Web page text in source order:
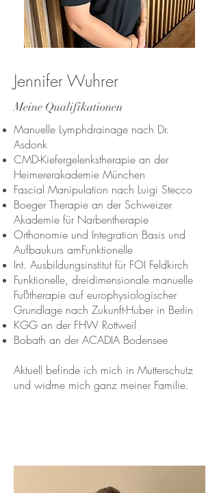
Jennifer Wuhrer
Meine Qualifikationen
Manuelle Lymphdrainage nach Dr.
Asdonk
CMD-Kiefergelenkstherapie an der
Heimererakademie München
Fascial Manipulation nach Luigi Stecco
Boeger Therapie an der Schweizer
Akademie für Narbentherapie
Orthonomie und Integration Basis und
Aufbaukurs amFunktionelle
Int. Ausbildungsinstitut für FOI Feldkirch
Funktionelle, dreidimensionale manuelle
Fußtherapie auf europhysiologischer
Grundlage nach Zukunft-Huber in Berlin
KGG an der FHW Rottweil
Bobath an der ACADIA Bodensee
Aktuell befinde ich mich in Mutterschutz
und widme mich ganz meiner Familie.